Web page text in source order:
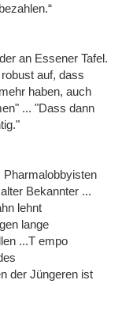
an Essener Tafel.
auf, dass
haben, auch
... "Dass dann
Bekannter ...
lehnt
lange
...T empo
der Jüngeren ist